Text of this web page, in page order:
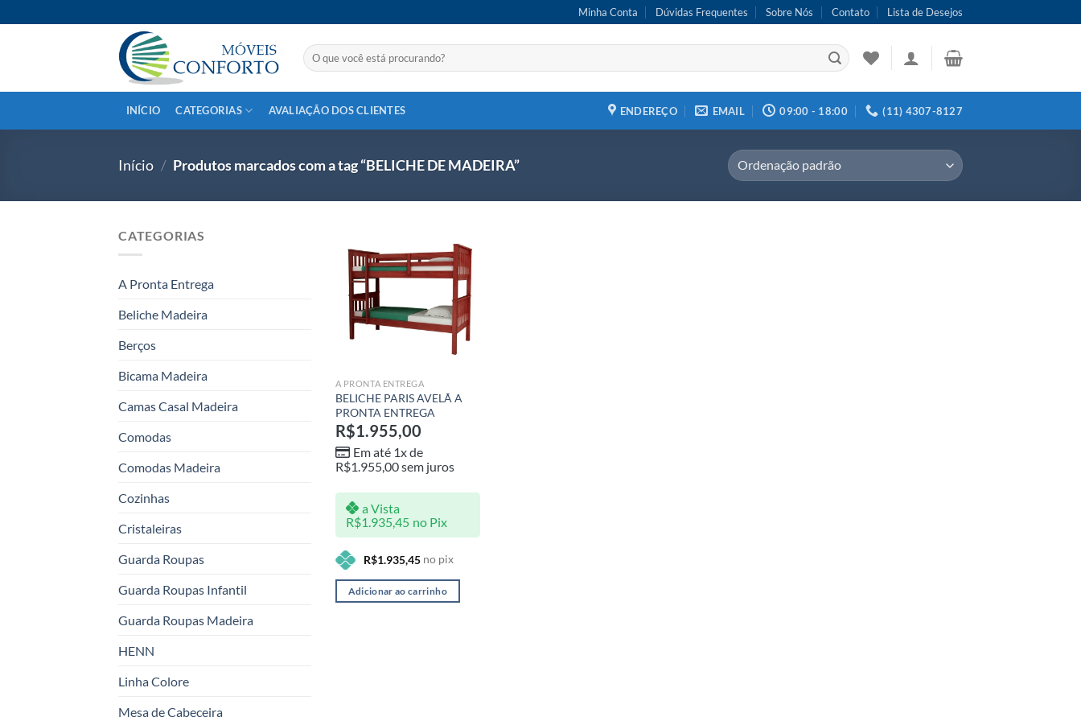
to
Minha Conta Dúvidas Frequentes Sobre Nós Contato Lista de Desejos
Pesquisar
por:
INÍCIO CATEGORIAS AVALIAÇÃO DOS CLIENTES ENDEREÇO EMAIL 09:00 - 18:00 (11) 4307-8127
Início / Produtos marcados com a tag “BELICHE DE MADEIRA”
CATEGORIAS
A Pronta Entrega
Beliche Madeira
Berços
Bicama Madeira
Camas Casal Madeira
Comodas
Comodas Madeira
Cozinhas
Cristaleiras
Guarda Roupas
Guarda Roupas Infantil
Guarda Roupas Madeira
HENN
Linha Colore
Mesa de Cabeceira
Adicionar
aos meus
desejos
A PRONTA ENTREGA
BELICHE PARIS AVELÃ A
PRONTA ENTREGA
R$1.955,00
Em até 1x de
R$1.955,00sem juros
a Vista
R$1.935,45 no Pix
R$1.935,45no pix
Adicionar ao carrinho